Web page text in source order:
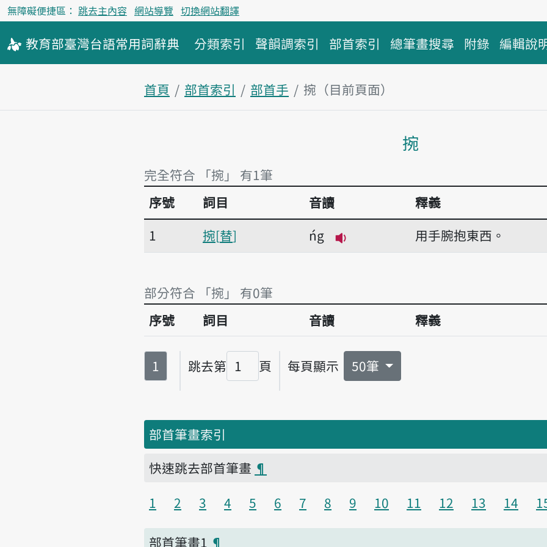
無障礙便捷區： 跳去主內容 網站導覽 切換網站翻譯
教育部臺灣台語常用詞辭典 分類索引 聲韻調索引 部首索引 總筆畫搜尋 附錄 編輯說
首頁 部首索引 部首手
捥（目前頁面）
捥
完全符合 「捥」 有1筆
完全符合 「捥」 有1筆
序號 詞目 音讀
釋義
1
捥 替
ńg
播放音讀ńg
用手腕抱東西。
部分符合 「捥」 有0筆
序號 詞目 音讀 釋義
第
1 跳去第
頁碼
頁 每頁顯示 50筆
部首筆畫索引
快速跳去部首筆畫 ¶
1
2 3 4 5 6 7 8 9 10 11 12 13 14
部首筆畫1 ¶